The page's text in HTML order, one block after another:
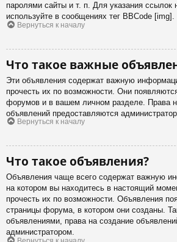
паролями сайты и т. п. Для указания ссылок
используйте в сообщениях тег BBCode [img].
Вернуться к началу
Что такое важные
Эти объявления содержат важную
прочесть их по возможности. Они
форумов и в вашем личном разделе. Права
объявлений предоставляются
Вернуться к началу
Что такое объявления?
Объявления чаще всего содержат важную
на котором вы находитесь в настоящий
прочесть их по возможности. Объявления
страницы форума, в котором они созданы.
объявлениями, права на создание
администратором.